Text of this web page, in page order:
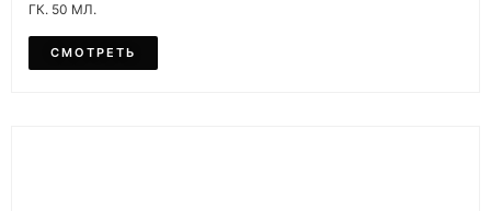
ГК. 50 МЛ.
СМОТРЕТЬ